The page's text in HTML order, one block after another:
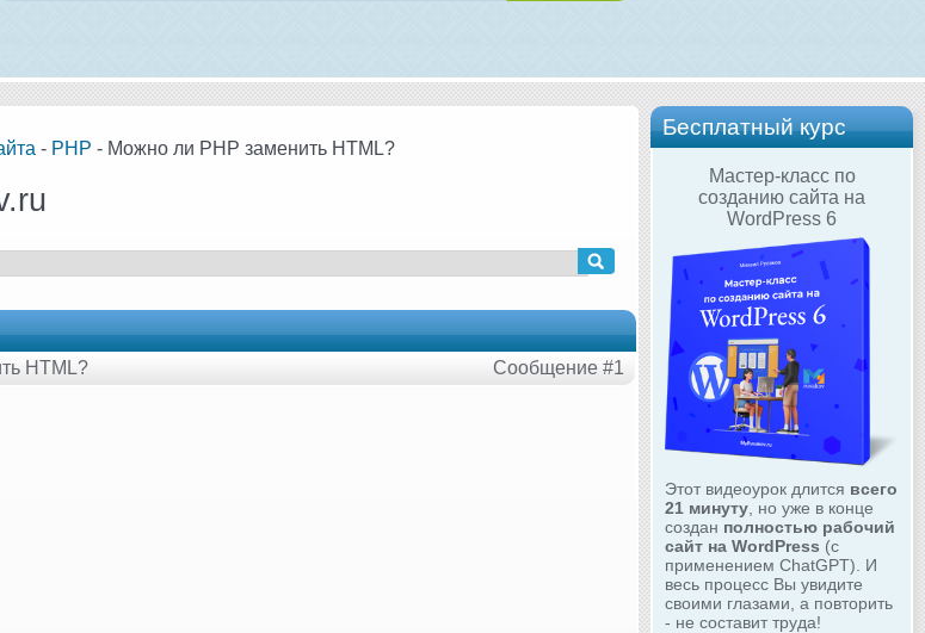
Бесплатный курс
Мастер-класс по
созданию сайта на
WordPress 6
Этот видеоурок длится всего
21 минуту , но уже в конце
создан полностью рабочий
сайт на WordPress (с
применением ChatGPT). И
весь процесс Вы увидите
своими глазами, а повторить
- не составит труда!
- PHP - Можно ли PHP заменить HTML?
HTML? Сообщение #1